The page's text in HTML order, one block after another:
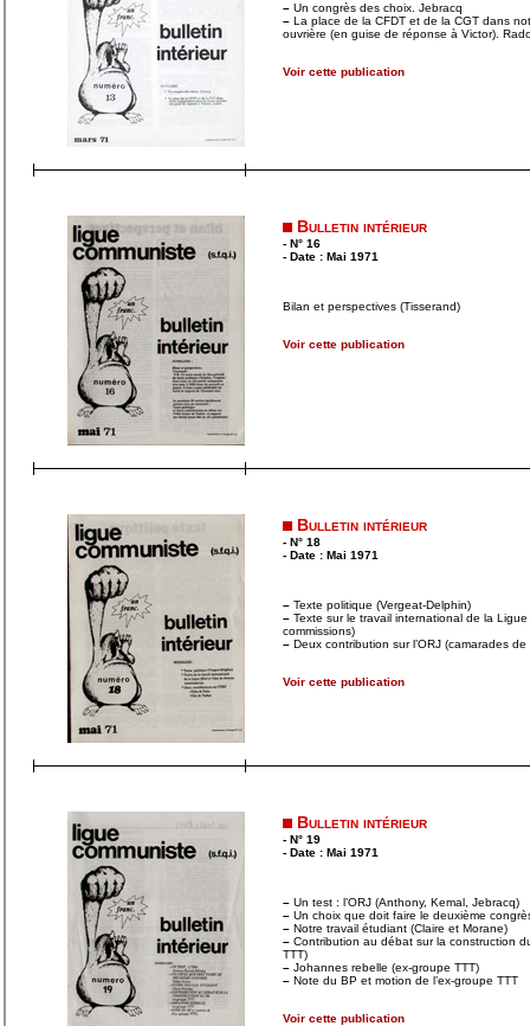
– Un congrès des choix. Jebracq
– La place de la CFDT et de la CGT dans
ouvrière (en guise de réponse à Victor).
Voir cette publication
Bulletin intérieur
- N° 16
- Date : Mai 1971
Bilan et perspectives (Tisserand)
Voir cette publication
Bulletin intérieur
- N° 18
- Date : Mai 1971
– Texte politique (Vergeat-Delphin)
– Texte sur le travail international de la
commissions)
– Deux contribution sur l’ORJ (camarades
Voir cette publication
Bulletin intérieur
- N° 19
- Date : Mai 1971
– Un test : l’ORJ (Anthony, Kemal, Jebracq)
– Un choix que doit faire le deuxième
– Notre travail étudiant (Claire et Morane)
– Contribution au débat sur la construction
TTT)
– Johannes rebelle (ex-groupe TTT)
– Note du BP et motion de l’ex-groupe TTT
Voir cette publication